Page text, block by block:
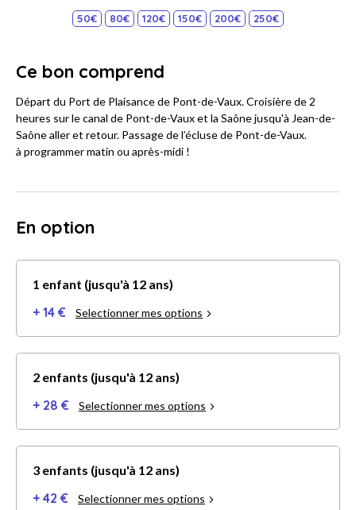
50€ 80€ 120€ 150€ 200€ 250€
Ce bon comprend
Départ du Port de Plaisance de Pont-de-Vaux. Croisière de 2
heures sur le canal de Pont-de-Vaux et la Saône jusqu'à Jean-de-
Saône aller et retour. Passage de l’écluse de Pont-de-Vaux.
à programmer matin ou après-midi !
En option
1 enfant (jusqu'à 12 ans)
+ 14 € Selectionner mes options
2 enfants (jusqu'à 12 ans)
+ 28 € Selectionner mes options
3 enfants (jusqu'à 12 ans)
+ 42 € Selectionner mes options